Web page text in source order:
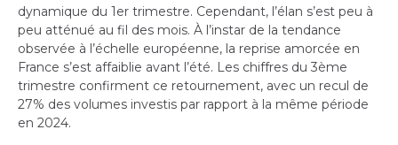
dynamique du 1er trimestre. Cependant, l’élan s’est peu à
peu atténué au fil des mois. À l’instar de la tendance
observée à l’échelle européenne, la reprise amorcée en
France s’est affaiblie avant l’été. Les chiffres du 3ème
trimestre confirment ce retournement, avec un recul de
27% des volumes investis par rapport à la même période
en 2024.